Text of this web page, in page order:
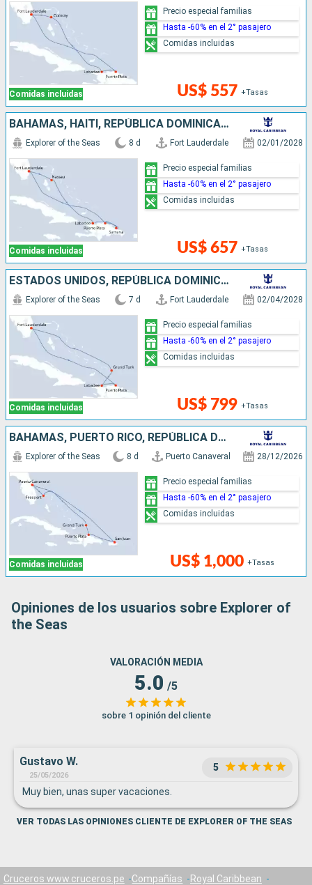
Comidas incluidas US$ 557 +Tasas
Precio especial familias
Hasta -60% en el 2° pasajero
Comidas incluidas
BAHAMAS, HAITI, REPÚBLICA DOMINICANA, ESTADOS UNIDOS
Comidas incluidas
Explorer of the Seas 8 d Fort Lauderdale 02/01/2028
US$ 657 +Tasas
Precio especial familias
Hasta -60% en el 2° pasajero
Comidas incluidas
ESTADOS UNIDOS, REPÚBLICA DOMINICANA, HAITI
Comidas incluidas
Explorer of the Seas 7 d Fort Lauderdale 02/04/2028
US$ 799 +Tasas
Precio especial familias
Hasta -60% en el 2° pasajero
Comidas incluidas
BAHAMAS, PUERTO RICO, REPÚBLICA DOMINICANA, ESTADOS UNIDOS
Comidas incluidas
Explorer of the Seas 8 d Puerto Canaveral 28/12/2026
US$ 1,000 +Tasas
Precio especial familias
Hasta -60% en el 2° pasajero
Comidas incluidas
Opiniones de los usuarios sobre Explorer of
the Seas
VALORACIÓN MEDIA
5.0 /5
sobre 1 opinión del cliente
Gustavo W.
25/05/2026
5
Muy bien, unas super vacaciones.
VER TODAS LAS OPINIONES CLIENTE DE EXPLORER OF THE SEAS
Cruceros www.cruceros.pe Compañías
Royal Caribbean